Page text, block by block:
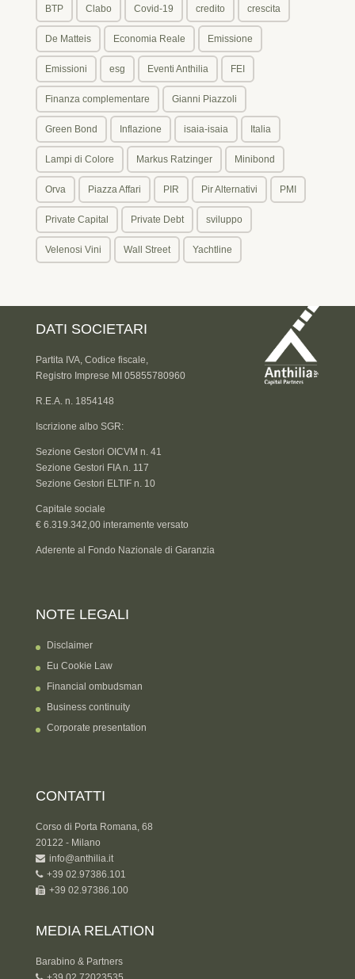
BTP Clabo Covid-19 credito crescita
De Matteis Economia Reale Emissione
Emissioni esg Eventi Anthilia FEI
Finanza complementare Gianni Piazzoli
Green Bond Inflazione isaia-isaia Italia
Lampi di Colore Markus Ratzinger Minibond
Orva Piazza Affari PIR Pir Alternativi PMI
Private Capital Private Debt sviluppo
Velenosi Vini Wall Street Yachtline
DATI SOCIETARI
Partita IVA, Codice fiscale,
Registro Imprese MI 05855780960
R.E.A. n. 1854148
Iscrizione albo SGR:
Sezione Gestori OICVM n. 41
Sezione Gestori FIA n. 117
Sezione Gestori ELTIF n. 10
Capitale sociale
€ 6.319.342,00 interamente versato
Aderente al Fondo Nazionale di Garanzia
NOTE LEGALI
Disclaimer
Eu Cookie Law
Financial ombudsman
Business continuity
Corporate presentation
CONTATTI
Corso di Porta Romana, 68
20122 - Milano
info@anthilia.it
+39 02.97386.101
+39 02.97386.100
MEDIA RELATION
Barabino & Partners